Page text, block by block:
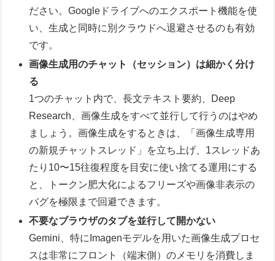
ださい。Googleドライブへのエクスポート機能を使
い、生成と同時に別クラウドへ退避させるのも有効
です。
画像生成用のチャット（セッション）は細かく分け
る
1つのチャット内で、長文テキスト要約、Deep
Research、画像生成をすべて並行して行うのはやめ
ましょう。画像生成をするときは、「画像生成専用
の新規チャットスレッド」を立ち上げ、1スレッドあ
たり10〜15往復程度を目安に使い捨てる運用にする
と、トークン肥大化によるフリーズや画像非表示の
バグを極限まで回避できます。
不要なブラウザのタブを並行して開かない
Gemini、特にImagenモデルを用いた画像生成プロセ
スは非常にフロント（端末側）のメモリを消費しま